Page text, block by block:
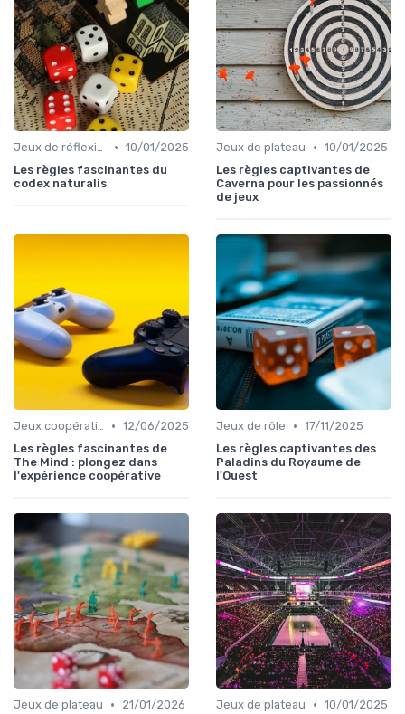
Jeux de réflexion et logique • 10/01/2025
Les règles fascinantes du
codex naturalis
Jeux de plateau • 10/01/2025
Les règles captivantes de
Caverna pour les passionnés
de jeux
Jeux coopératifs • 12/06/2025
Les règles fascinantes de
The Mind : plongez dans
l'expérience coopérative
Jeux de rôle • 17/11/2025
Les règles captivantes des
Paladins du Royaume de
l'Ouest
Jeux de plateau •
21/01/2026
Jeux de plateau • 10/01/2025